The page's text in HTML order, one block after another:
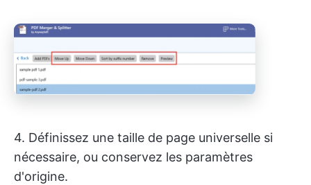
4. Définissez une taille de page universelle si
nécessaire, ou conservez les paramètres
d'origine.